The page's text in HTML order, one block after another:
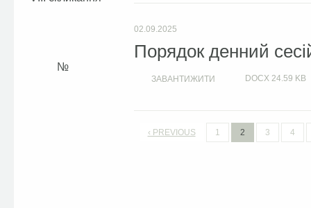
02.09.2025
Порядок денний
ЗАВАНТИЖИТИ DOCX 24.59 KB
‹ PREVIOUS 1 2 3 4